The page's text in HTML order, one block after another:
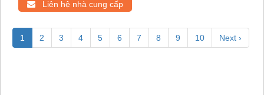
Liên hệ nhà cung cấp
1 2 3 4 5 6 7 8 9 10 Next ›